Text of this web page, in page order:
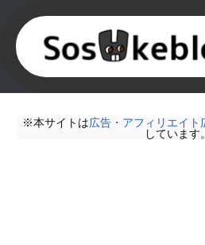
※本サイトは広告・アフィリエイ
しています。